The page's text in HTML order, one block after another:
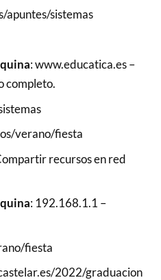
sistemas
: www.educatica.es –
completo.
verano/fiesta
recursos en red
: 192.168.1.1 –
fiesta
2022/graduacion